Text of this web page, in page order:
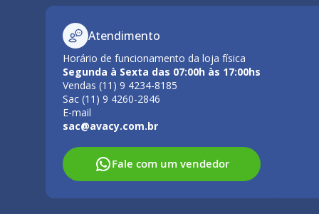
Atendimento
Horário de funcionamento da loja física
Segunda à Sexta das 07:00h às 17:00hs
Vendas (11) 9 4234-8185
Sac (11) 9 4260-2846
E-mail
sac@avacy.com.br
Fale com um vendedor